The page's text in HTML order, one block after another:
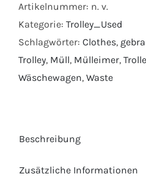
Artikelnummer: n. v.
Kategorie: Trolley_Used
Schlagwörter: Clothes,
Trolley, Müll, Mülleimer,
Wäschewagen, Waste
Beschreibung
Zusätzliche Informationen